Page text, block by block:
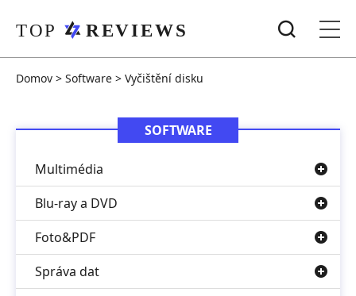
Domov > Software > Vyčištění disku
SOFTWARE
Multimédia
Blu-ray a DVD
Foto&PDF
Správa dat